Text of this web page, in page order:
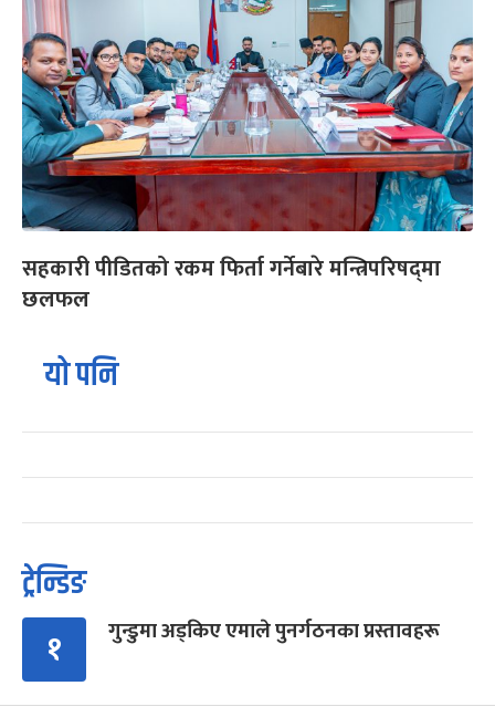
सहकारी पीडितको रकम फिर्ता गर्नेबारे मन्त्रिपरिषद्‌मा
छलफल
यो पनि
ट्रेन्डिङ
१ गुन्डुमा अड्किए एमाले पुनर्गठनका प्रस्तावहरू